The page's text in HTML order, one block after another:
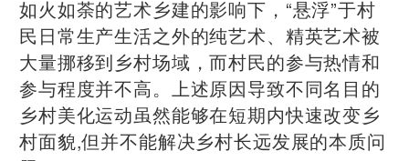
如火如荼的艺术乡建的影响下，“悬浮”于村
民日常生产生活之外的纯艺术、精英艺术被
大量挪移到乡村场域，而村民的参与热情和
参与程度并不高。上述原因导致不同名目的
乡村美化运动虽然能够在短期内快速改变乡
村面貌,但并不能解决乡村长远发展的本质问